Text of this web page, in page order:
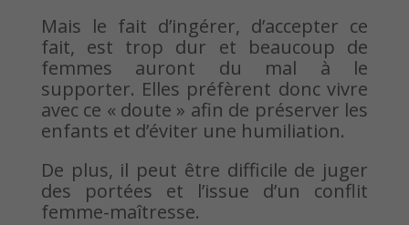
Mais le fait d’ingérer, d’accepter ce
fait, est trop dur et beaucoup de
femmes auront du mal à le
supporter. Elles préfèrent donc vivre
avec ce « doute » afin de préserver les
enfants et d’éviter une humiliation.
De plus, il peut être difficile de juger
des portées et l’issue d’un conflit
femme-maîtresse.